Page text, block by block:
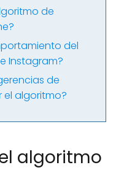
de
del
Instagram?
de
el algoritmo?
algoritmo